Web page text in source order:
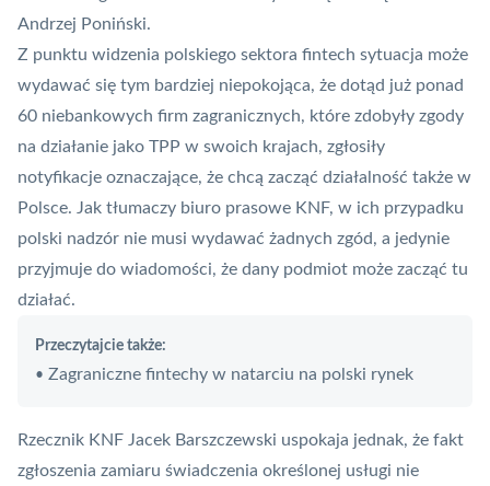
Andrzej Poniński.
Z punktu widzenia polskiego sektora fintech sytuacja może
wydawać się tym bardziej niepokojąca, że dotąd już ponad
60 niebankowych firm zagranicznych, które zdobyły zgody
na działanie jako TPP w swoich krajach, zgłosiły
notyfikacje oznaczające, że chcą zacząć działalność także w
Polsce. Jak tłumaczy biuro prasowe KNF, w ich przypadku
polski nadzór nie musi wydawać żadnych zgód, a jedynie
przyjmuje do wiadomości, że dany podmiot może zacząć tu
działać.
Przeczytajcie także:
• Zagraniczne fintechy w natarciu na polski rynek
Rzecznik KNF Jacek Barszczewski uspokaja jednak, że fakt
zgłoszenia zamiaru świadczenia określonej usługi nie